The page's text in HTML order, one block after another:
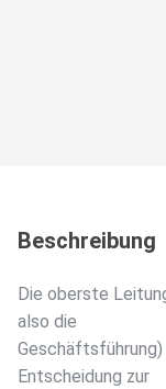
Beschreibung
Die oberste
also die
Entscheidung zur